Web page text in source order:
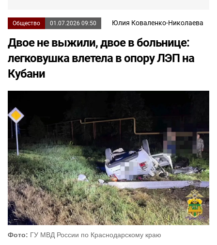
Общество 01.07.2026 09:50 Юлия Коваленко-Николаева
Двое не выжили, двое в больнице:
легковушка влетела в опору ЛЭП на
Кубани
Фото: ГУ МВД России по Краснодарскому краю